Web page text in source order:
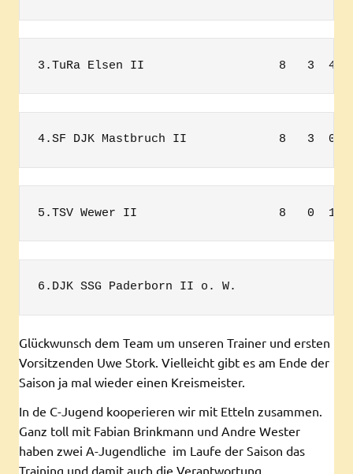
3.TuRa Elsen II                   8   3  4
4.SF DJK Mastbruch II             8   3  0
5.TSV Wewer II                    8   0  1
6.DJK SSG Paderborn II o. W.
Glückwunsch dem Team um unseren Trainer und ersten
Vorsitzenden Uwe Stork. Vielleicht gibt es am Ende der
Saison ja mal wieder einen Kreismeister.
In de C-Jugend kooperieren wir mit Etteln zusammen.
Ganz toll mit Fabian Brinkmann und Andre Wester
haben zwei A-Jugendliche im Laufe der Saison das
Training und damit auch die Verantwortung